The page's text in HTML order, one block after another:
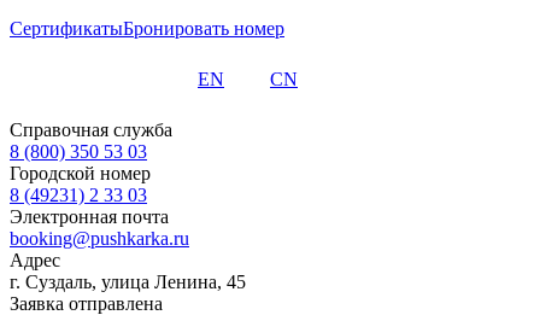
СертификатыБронировать номер
EN CN
Справочная служба
8 (800) 350 53 03
Городской номер
8 (49231) 2 33 03
Электронная почта
booking@pushkarka.ru
Адрес
г. Суздаль, улица Ленина, 45
Заявка отправлена